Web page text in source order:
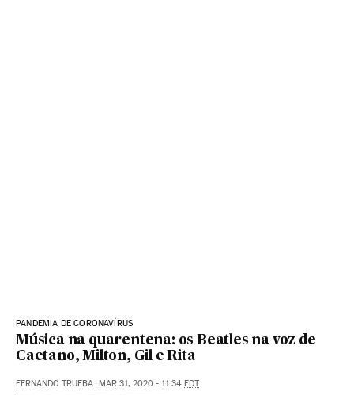
PANDEMIA DE CORONAVÍRUS
Música na quarentena: os Beatles na voz de
Caetano, Milton, Gil e Rita
FERNANDO TRUEBA | MAR 31, 2020 - 11:34 EDT